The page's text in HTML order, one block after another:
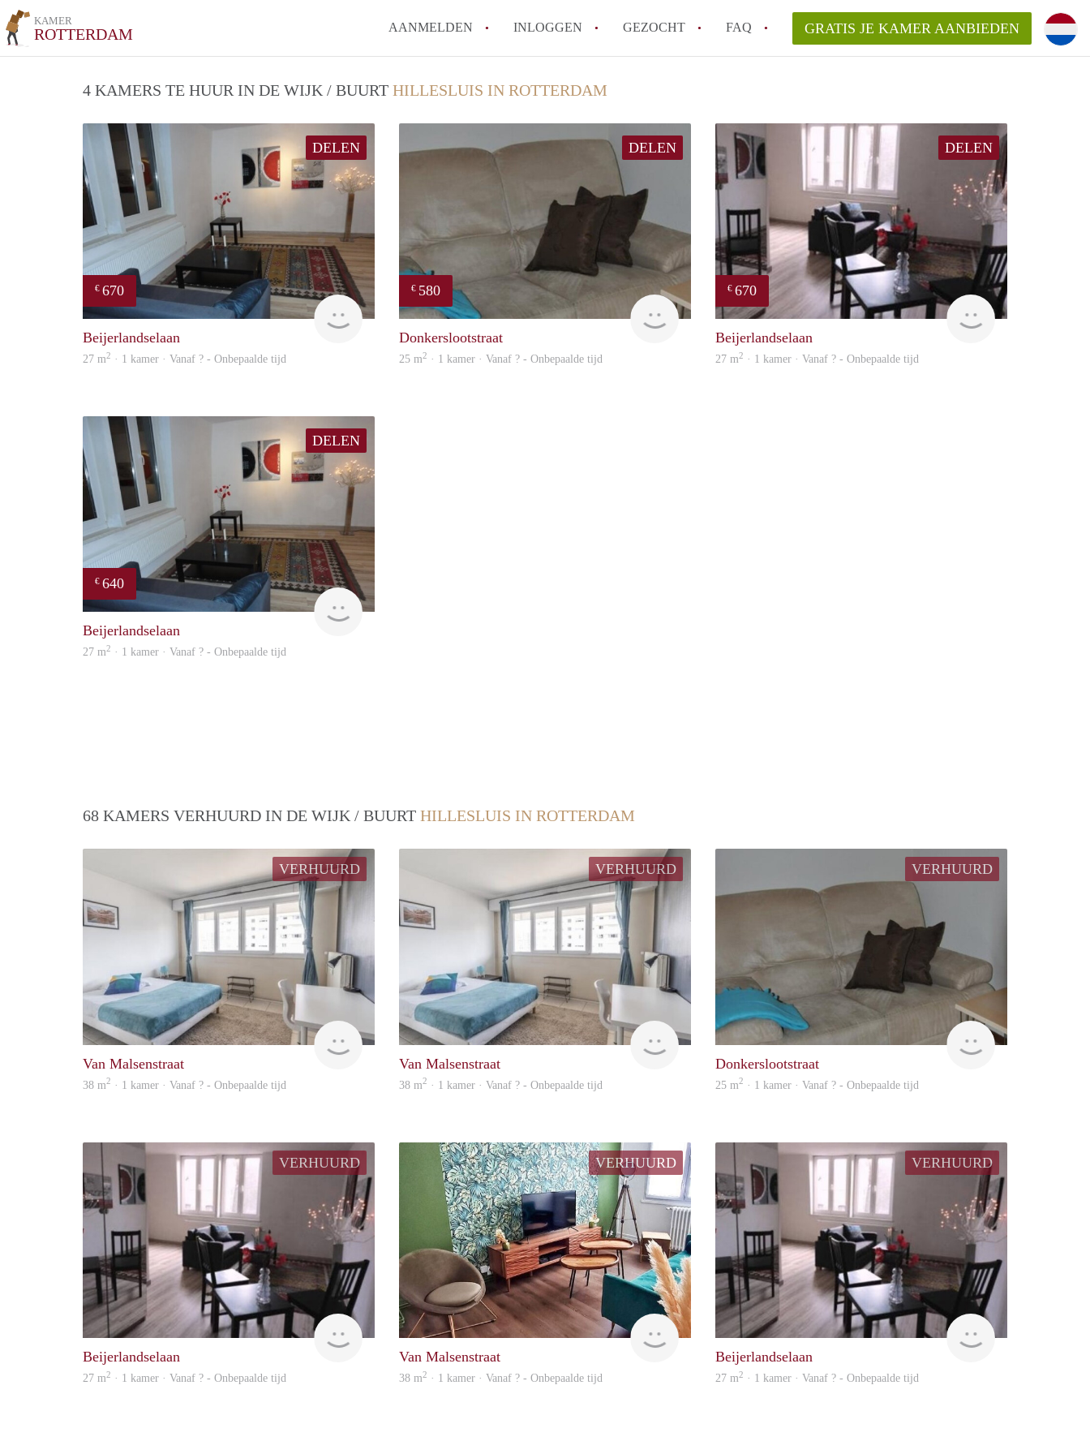
KAMER
ROTTERDAM AANMELDEN INLOGGEN GEZOCHT FAQ
Moet ik mij inschrijven bij de gemeente als ik een kamer huur in
Hoe groot is de kans dat ik snel een kamer vind?
Wat kost een studentenkamer gemiddeld in Rotterdam?
In welke wijken van Rotterdam kan ik het beste wonen als student?
Hoe vind ik een kamer in Rotterdam?
Alle veelgestelde vragen
GRATIS JE KAMER AANBIEDEN
4 KAMERS TE HUUR IN DE WIJK / BUURT HILLESLUIS IN ROTTERDAM
DELEN
€ 670
finder
Beijerlandselaan
27 m2 · 1 kamer · Vanaf ? - Onbepaalde tijd
DELEN
€ 580
Woning
Donkerslootstraat
25 m2 · 1 kamer · Vanaf ? - Onbepaalde tijd
DELEN
€ 670
Woning
Beijerlandselaan
27 m2 · 1 kamer · Vanaf ? - Onbepaalde tijd
DELEN
€ 640
finder
Beijerlandselaan
27 m2 · 1 kamer · Vanaf ? - Onbepaalde tijd
68 KAMERS VERHUURD IN DE WIJK / BUURT HILLESLUIS IN ROTTERDAM
VERHUURD
Van Malsenstraat
38 m2 · 1 kamer · Vanaf ? - Onbepaalde tijd
VERHUURD
Van Malsenstraat
38 m2 · 1 kamer · Vanaf ? - Onbepaalde tijd
VERHUURD
rent
Donkerslootstraat
25 m2 · 1 kamer · Vanaf ? - Onbepaalde tijd
VERHUURD
Beijerlandselaan
27 m2 · 1 kamer · Vanaf ? - Onbepaalde tijd
VERHUURD
finder
Van Malsenstraat
38 m2 · 1 kamer · Vanaf ? - Onbepaalde tijd
VERHUURD
Beijerlandselaan
27 m2 · 1 kamer · Vanaf ? - Onbepaalde tijd